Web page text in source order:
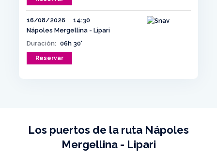
16/08/2026
14:30
Nápoles Mergellina - Lipari
Duración: 06h 30'
Reservar
Los puertos de la ruta Nápoles
Mergellina - Lipari